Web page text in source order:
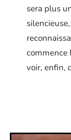
sera plus
commence
voir, enfin,